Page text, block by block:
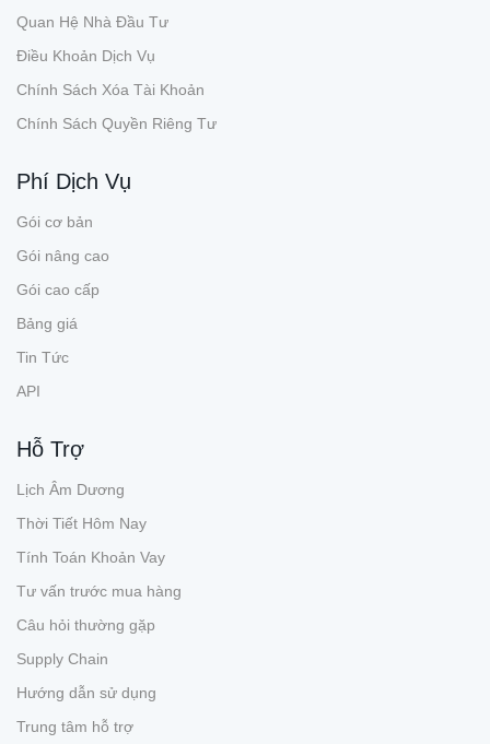
Quan Hệ Nhà Đầu Tư
Điều Khoản Dịch Vụ
Chính Sách Xóa Tài Khoản
Chính Sách Quyền Riêng Tư
Phí Dịch Vụ
Gói cơ bản
Gói nâng cao
Gói cao cấp
Bảng giá
Tin Tức
API
Hỗ Trợ
Lịch Âm Dương
Thời Tiết Hôm Nay
Tính Toán Khoản Vay
Tư vấn trước mua hàng
Câu hỏi thường gặp
Supply Chain
Hướng dẫn sử dụng
Trung tâm hỗ trợ